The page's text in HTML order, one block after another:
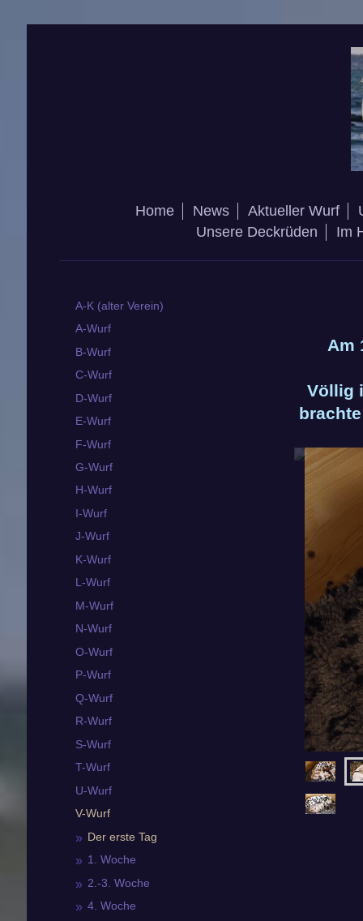
Home News Aktueller Wurf
Unsere Deckrüden
Im
Am
Völlig
A-K (alter Verein)
A-Wurf
B-Wurf
C-Wurf
D-Wurf
E-Wurf
F-Wurf
G-Wurf
H-Wurf
I-Wurf
J-Wurf
K-Wurf
L-Wurf
M-Wurf
N-Wurf
O-Wurf
P-Wurf
Q-Wurf
R-Wurf
S-Wurf
T-Wurf
U-Wurf
V-Wurf
Der erste Tag
1. Woche
2.-3. Woche
4. Woche